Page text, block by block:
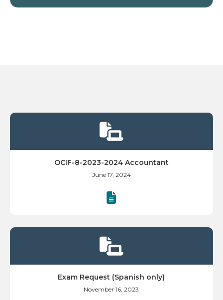

OCIF-8-2023-2024 Accountant
June 17, 2024

Exam Request (Spanish only)
November 16, 2023